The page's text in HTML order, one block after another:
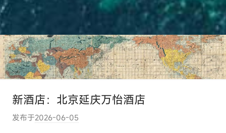
新酒店：北京延庆万怡酒店
发布于2026-06-05